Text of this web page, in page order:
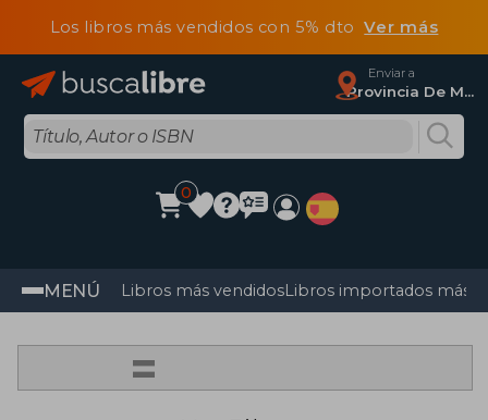
Los libros más vendidos con 5% dtoVer más
Enviar a
Provincia De Madrid
0
MENÚ Libros más vendidosLibros importados más
=